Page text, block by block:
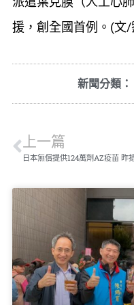
援，創全國首例。(文/
新聞分類：
上一篇
日本無償提供124萬劑AZ疫苗 昨